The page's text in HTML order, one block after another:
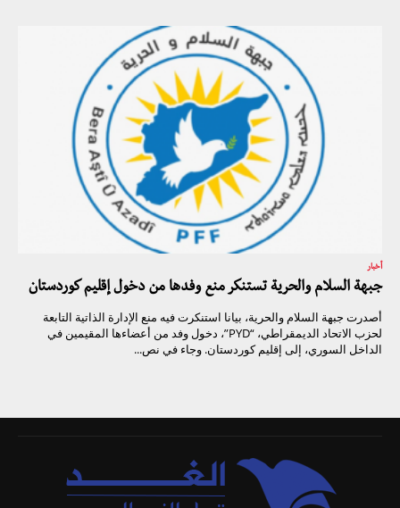
أخبار
جبهة السلام والحرية تستنكر منع وفدها من دخول إقليم كوردستان
أصدرت جبهة السلام والحرية، بيانا استنكرت فيه منع الإدارة الذاتية التابعة
لحزب الاتحاد الديمقراطي، “PYD”، دخول وفد من أعضاءها المقيمين في
الداخل السوري، إلى إقليم كوردستان. وجاء في نص...